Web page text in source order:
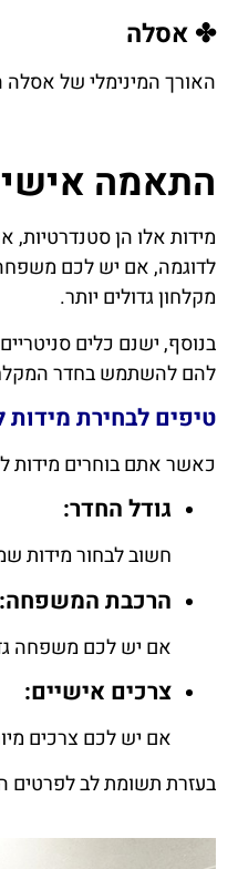
✤ אסלה
האורך המינימלי של אסלה הוא 70 ס"מ, והרוחב המינימלי
התאמה
מידות אלו הן
לדוגמה, אם יש לכם
מקלחון גדולים יותר.
בנוסף, ישנם כלים
להם להשתמש בחדר
טיפים לבחירת
כאשר אתם בוחרים מידות
גודל החדר:
חשוב לבחור מידות
הרכבת המשפחה:
אם יש לכם משפחה
צרכים אישיים:
אם יש לכם צרכים
בעזרת תשומת לב לפרטים